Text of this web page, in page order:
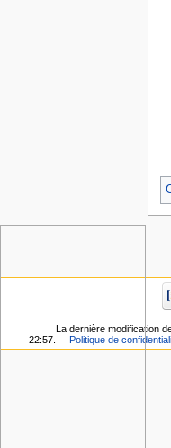
La dernière modification
22:57.
Politique de